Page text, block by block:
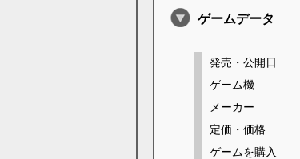
ゲームデータ
発売・公開日
ゲーム機
メーカー
定価・価格
ゲームを購入